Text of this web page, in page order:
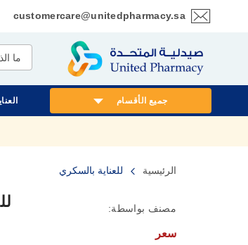
customercare@unitedpharmacy.sa
تخطي
المحتوى
جميع الأقسام
الرئيسية للعناية بالسكري
مصنف بواسطة:
سعر